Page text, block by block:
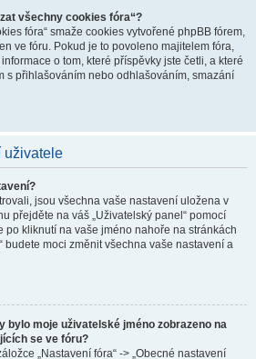
všechny cookies fóra“?
fóra“ smaže cookies vytvořené phpBB fórem,
ve fóru. Pokud je to povoleno majitelem fóra,
o tom, které příspěvky jste četli, a které
s přihlašováním nebo odhlašováním, smazání
uživatele
jsou všechna vaše nastavení uložena v
přejděte na váš „Uživatelský panel“ pomocí
po kliknutí na vaše jméno nahoře na stránkách
budete moci změnit všechna vaše nastavení a
bylo moje uživatelské jméno zobrazeno na
se ve fóru?
„Nastavení fóra“ -> „Obecné nastavení